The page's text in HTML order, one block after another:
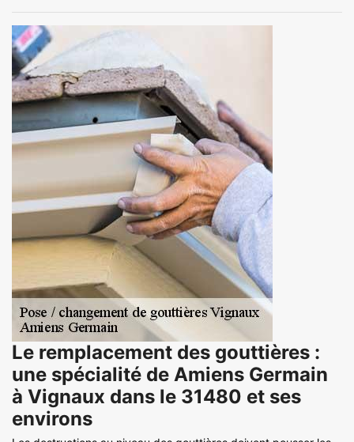
Le remplacement des gouttières :
une spécialité de Amiens Germain
à Vignaux dans le 31480 et ses
environs